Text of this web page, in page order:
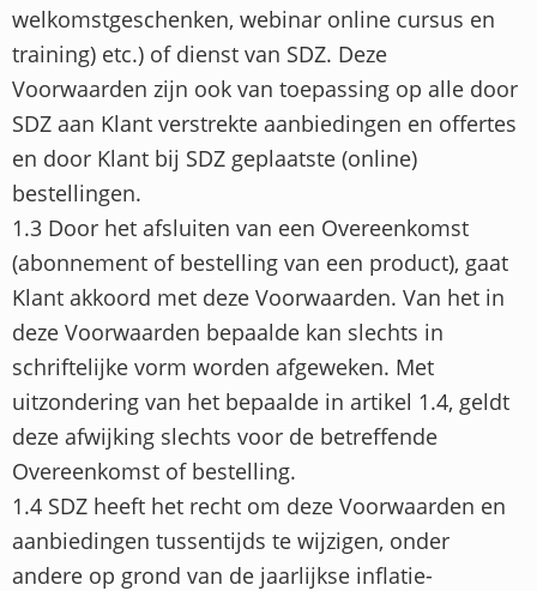
welkomstgeschenken, webinar online cursus en
training) etc.) of dienst van SDZ. Deze
Voorwaarden zijn ook van toepassing op alle door
SDZ aan Klant verstrekte aanbiedingen en offertes
en door Klant bij SDZ geplaatste (online)
bestellingen.
1.3 Door het afsluiten van een Overeenkomst
(abonnement of bestelling van een product), gaat
Klant akkoord met deze Voorwaarden. Van het in
deze Voorwaarden bepaalde kan slechts in
schriftelijke vorm worden afgeweken. Met
uitzondering van het bepaalde in artikel 1.4, geldt
deze afwijking slechts voor de betreffende
Overeenkomst of bestelling.
1.4 SDZ heeft het recht om deze Voorwaarden en
aanbiedingen tussentijds te wijzigen, onder
andere op grond van de jaarlijkse inflatie-